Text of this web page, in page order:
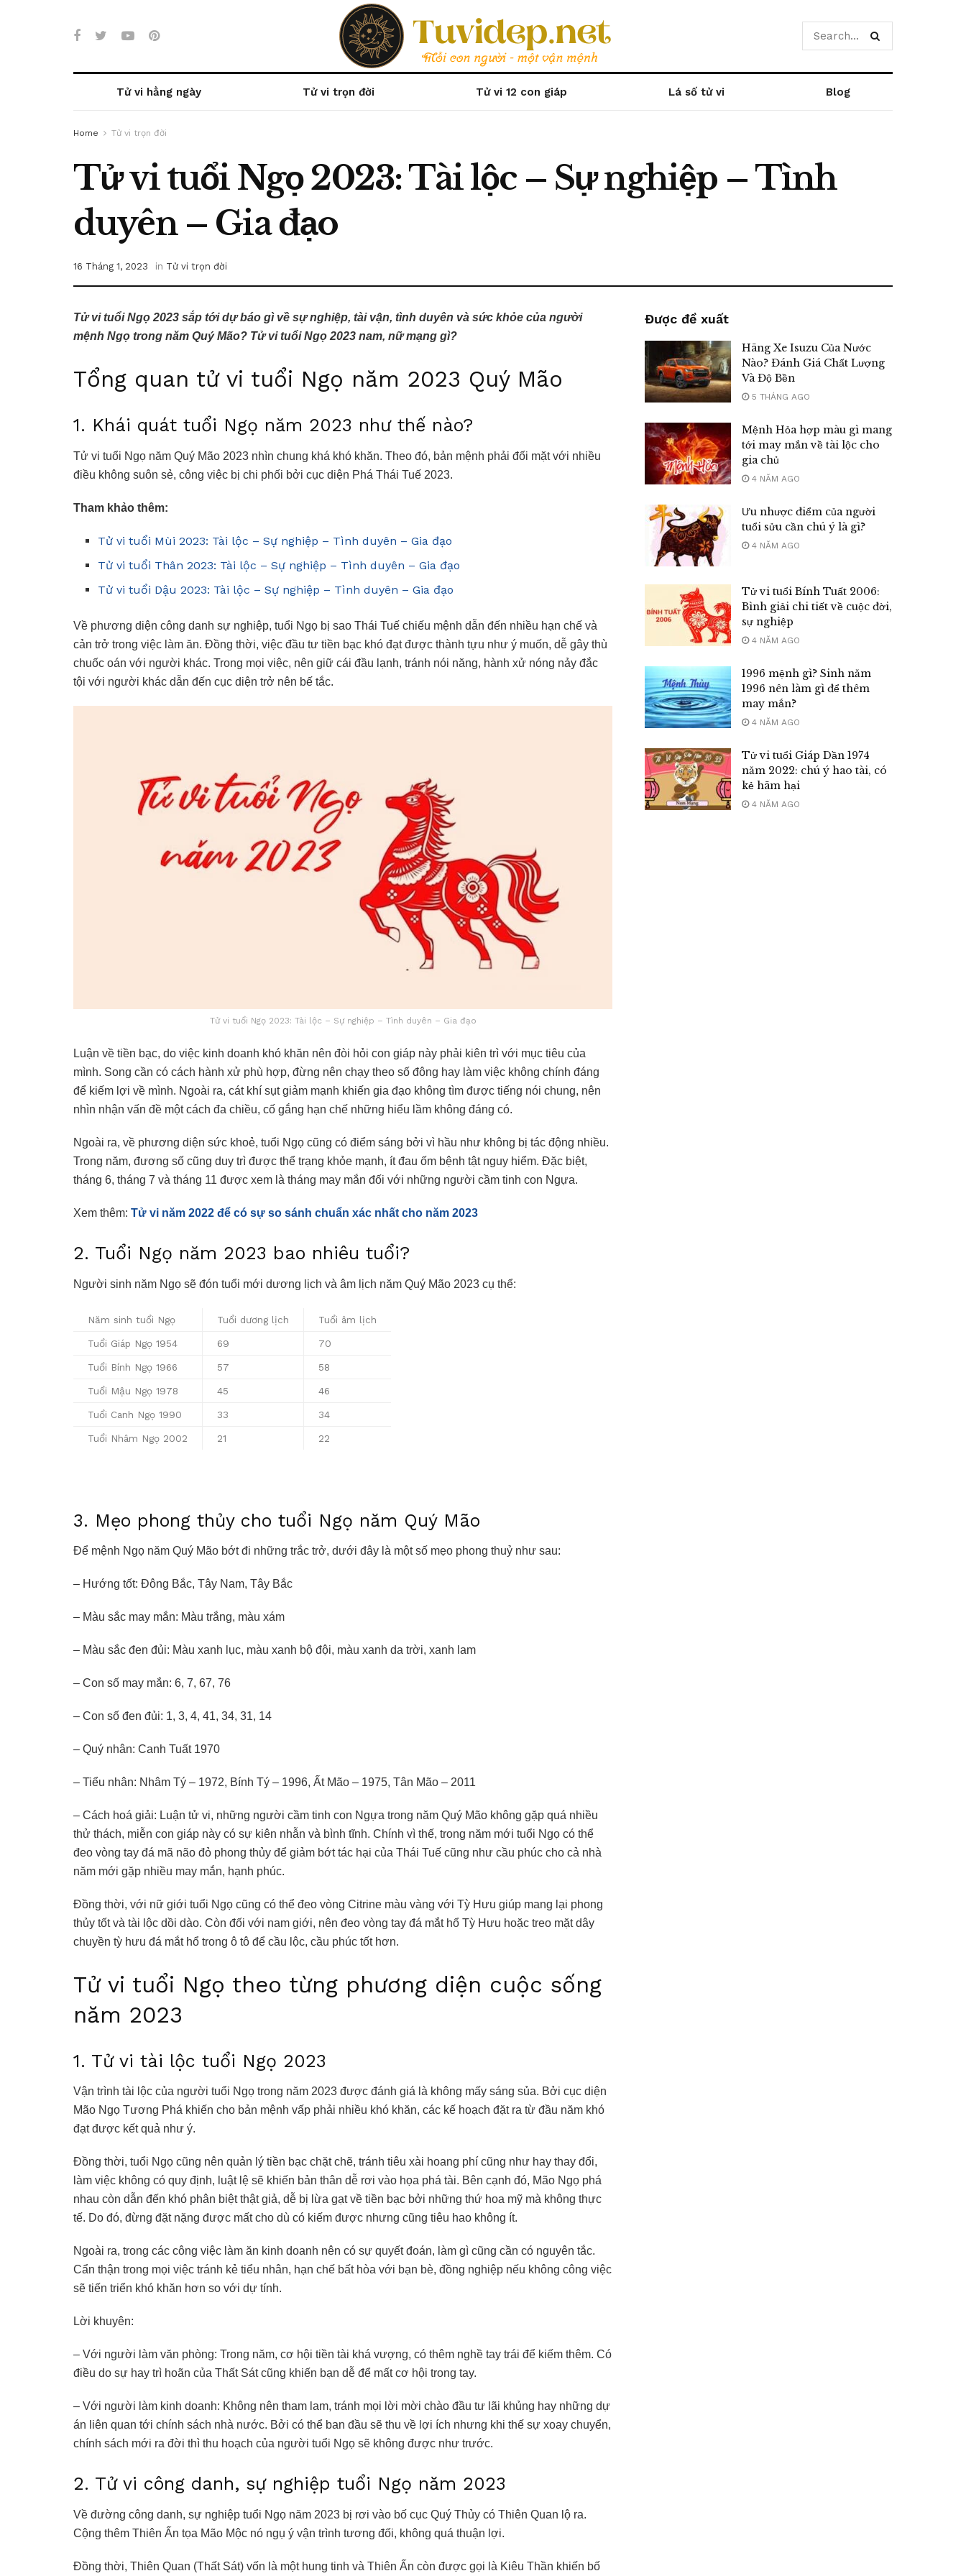
Tử vi hằng ngày Tử vi trọn đời Tử vi 12 con giáp Lá số tử vi Blog
Home Tử vi trọn đời
Tử vi tuổi Ngọ 2023: Tài lộc – Sự nghiệp – Tình
duyên – Gia đạo
16 Tháng 1, 2023 in Tử vi trọn đời
Tử vi tuổi Ngọ 2023 sắp tới dự báo gì về sự nghiệp, tài vận, tình duyên và sức khỏe của người
mệnh Ngọ trong năm Quý Mão? Tử vi tuổi Ngọ 2023 nam, nữ mạng gì?
Tổng quan tử vi tuổi Ngọ năm 2023 Quý Mão
1. Khái quát tuổi Ngọ năm 2023 như thế nào?
Tử vi tuổi Ngọ năm Quý Mão 2023 nhìn chung khá khó khăn. Theo đó, bản mệnh phải đối mặt với nhiều
điều không suôn sẻ, công việc bị chi phối bởi cục diện Phá Thái Tuế 2023.
Tham khảo thêm:
Tử vi tuổi Mùi 2023: Tài lộc – Sự nghiệp – Tình duyên – Gia đạo
Tử vi tuổi Thân 2023: Tài lộc – Sự nghiệp – Tình duyên – Gia đạo
Tử vi tuổi Dậu 2023: Tài lộc – Sự nghiệp – Tình duyên – Gia đạo
Về phương diện công danh sự nghiệp, tuổi Ngọ bị sao Thái Tuế chiếu mệnh dẫn đến nhiều hạn chế và
cản trở trong việc làm ăn. Đồng thời, việc đầu tư tiền bạc khó đạt được thành tựu như ý muốn, dễ gây thù
chuốc oán với người khác. Trong mọi việc, nên giữ cái đầu lạnh, tránh nói năng, hành xử nóng nảy đắc
tội với người khác dẫn đến cục diện trở nên bế tắc.
Tử vi tuổi Ngọ 2023: Tài lộc – Sự nghiệp – Tình duyên – Gia đạo
Luận về tiền bạc, do việc kinh doanh khó khăn nên đòi hỏi con giáp này phải kiên trì với mục tiêu của
mình. Song cần có cách hành xử phù hợp, đừng nên chạy theo số đông hay làm việc không chính đáng
để kiếm lợi về mình. Ngoài ra, cát khí sụt giảm mạnh khiến gia đạo không tìm được tiếng nói chung, nên
nhìn nhận vấn đề một cách đa chiều, cố gắng hạn chế những hiểu lầm không đáng có.
Ngoài ra, về phương diện sức khoẻ, tuổi Ngọ cũng có điểm sáng bởi vì hầu như không bị tác động nhiều.
Trong năm, đương số cũng duy trì được thể trạng khỏe mạnh, ít đau ốm bệnh tật nguy hiểm. Đặc biệt,
tháng 6, tháng 7 và tháng 11 được xem là tháng may mắn đối với những người cầm tinh con Ngựa.
Xem thêm: Tử vi năm 2022 để có sự so sánh chuẩn xác nhất cho năm 2023
2. Tuổi Ngọ năm 2023 bao nhiêu tuổi?
Người sinh năm Ngọ sẽ đón tuổi mới dương lịch và âm lịch năm Quý Mão 2023 cụ thể:
Năm sinh tuổi Ngọ Tuổi dương lịch Tuổi âm lịch
Tuổi Giáp Ngọ 1954 69 70
Tuổi Bính Ngọ 1966 57 58
Tuổi Mậu Ngọ 1978 45 46
Tuổi Canh Ngọ 1990 33 34
Tuổi Nhâm Ngọ 2002 21 22
3. Mẹo phong thủy cho tuổi Ngọ năm Quý Mão
Để mệnh Ngọ năm Quý Mão bớt đi những trắc trở, dưới đây là một số mẹo phong thuỷ như sau:
– Hướng tốt: Đông Bắc, Tây Nam, Tây Bắc
– Màu sắc may mắn: Màu trắng, màu xám
– Màu sắc đen đủi: Màu xanh lục, màu xanh bộ đội, màu xanh da trời, xanh lam
– Con số may mắn: 6, 7, 67, 76
– Con số đen đủi: 1, 3, 4, 41, 34, 31, 14
– Quý nhân: Canh Tuất 1970
– Tiểu nhân: Nhâm Tý – 1972, Bính Tý – 1996, Ất Mão – 1975, Tân Mão – 2011
– Cách hoá giải: Luận tử vi, những người cầm tinh con Ngựa trong năm Quý Mão không gặp quá nhiều
thử thách, miễn con giáp này có sự kiên nhẫn và bình tĩnh. Chính vì thế, trong năm mới tuổi Ngọ có thể
đeo vòng tay đá mã não đỏ phong thủy để giảm bớt tác hại của Thái Tuế cũng như cầu phúc cho cả nhà
năm mới gặp nhiều may mắn, hạnh phúc.
Đồng thời, với nữ giới tuổi Ngọ cũng có thể đeo vòng Citrine màu vàng với Tỳ Hưu giúp mang lại phong
thủy tốt và tài lộc dồi dào. Còn đối với nam giới, nên đeo vòng tay đá mắt hổ Tỳ Hưu hoặc treo mặt dây
chuyền tỳ hưu đá mắt hổ trong ô tô để cầu lộc, cầu phúc tốt hơn.
Tử vi tuổi Ngọ theo từng phương diện cuộc sống
năm 2023
1. Tử vi tài lộc tuổi Ngọ 2023
Vận trình tài lộc của người tuổi Ngọ trong năm 2023 được đánh giá là không mấy sáng sủa. Bởi cục diện
Mão Ngọ Tương Phá khiến cho bản mệnh vấp phải nhiều khó khăn, các kế hoạch đặt ra từ đầu năm khó
đạt được kết quả như ý.
Đồng thời, tuổi Ngọ cũng nên quản lý tiền bạc chặt chẽ, tránh tiêu xài hoang phí cũng như hay thay đổi,
làm việc không có quy định, luật lệ sẽ khiến bản thân dễ rơi vào họa phá tài. Bên cạnh đó, Mão Ngọ phá
nhau còn dẫn đến khó phân biệt thật giả, dễ bị lừa gạt về tiền bạc bởi những thứ hoa mỹ mà không thực
tế. Do đó, đừng đặt nặng được mất cho dù có kiếm được nhưng cũng tiêu hao không ít.
Ngoài ra, trong các công việc làm ăn kinh doanh nên có sự quyết đoán, làm gì cũng cần có nguyên tắc.
Cẩn thận trong mọi việc tránh kẻ tiểu nhân, hạn chế bất hòa với bạn bè, đồng nghiệp nếu không công việc
sẽ tiến triển khó khăn hơn so với dự tính.
Lời khuyên:
– Với người làm văn phòng: Trong năm, cơ hội tiền tài khá vượng, có thêm nghề tay trái để kiếm thêm. Có
điều do sự hay trì hoãn của Thất Sát cũng khiến bạn dễ để mất cơ hội trong tay.
– Với người làm kinh doanh: Không nên tham lam, tránh mọi lời mời chào đầu tư lãi khủng hay những dự
án liên quan tới chính sách nhà nước. Bởi có thể ban đầu sẽ thu về lợi ích nhưng khi thế sự xoay chuyển,
chính sách mới ra đời thì thu hoạch của người tuổi Ngọ sẽ không được như trước.
2. Tử vi công danh, sự nghiệp tuổi Ngọ năm 2023
Về đường công danh, sự nghiệp tuổi Ngọ năm 2023 bị rơi vào bố cục Quý Thủy có Thiên Quan lộ ra.
Cộng thêm Thiên Ấn tọa Mão Mộc nó ngụ ý vận trình tương đối, không quá thuận lợi.
Đồng thời, Thiên Quan (Thất Sát) vốn là một hung tinh và Thiên Ấn còn được gọi là Kiêu Thần khiến bố
Được đề xuất
Hãng Xe Isuzu Của Nước
Nào? Đánh Giá Chất Lượng
Và Độ Bền
5 THÁNG AGO
Mệnh Hỏa hợp màu gì mang
tới may mắn về tài lộc cho
gia chủ
4 NĂM AGO
Ưu nhược điểm của người
tuổi sửu cần chú ý là gì?
4 NĂM AGO
Tử vi tuổi Bính Tuất 2006:
Bình giải chi tiết về cuộc đời,
sự nghiệp
4 NĂM AGO
1996 mệnh gì? Sinh năm
1996 nên làm gì để thêm
may mắn?
4 NĂM AGO
Tử vi tuổi Giáp Dần 1974
năm 2022: chú ý hao tài, có
kẻ hãm hại
4 NĂM AGO